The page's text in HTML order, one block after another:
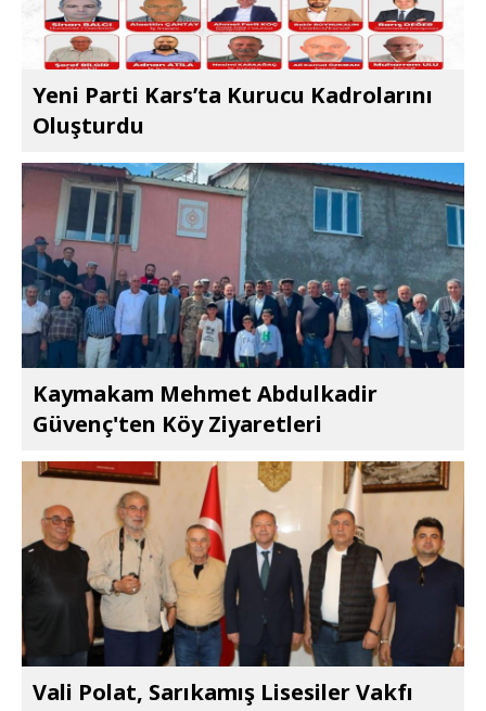
Yeni Parti Kars’ta Kurucu Kadrolarını
Oluşturdu
Kaymakam Mehmet Abdulkadir
Güvenç'ten Köy Ziyaretleri
Vali Polat, Sarıkamış Lisesiler Vakfı